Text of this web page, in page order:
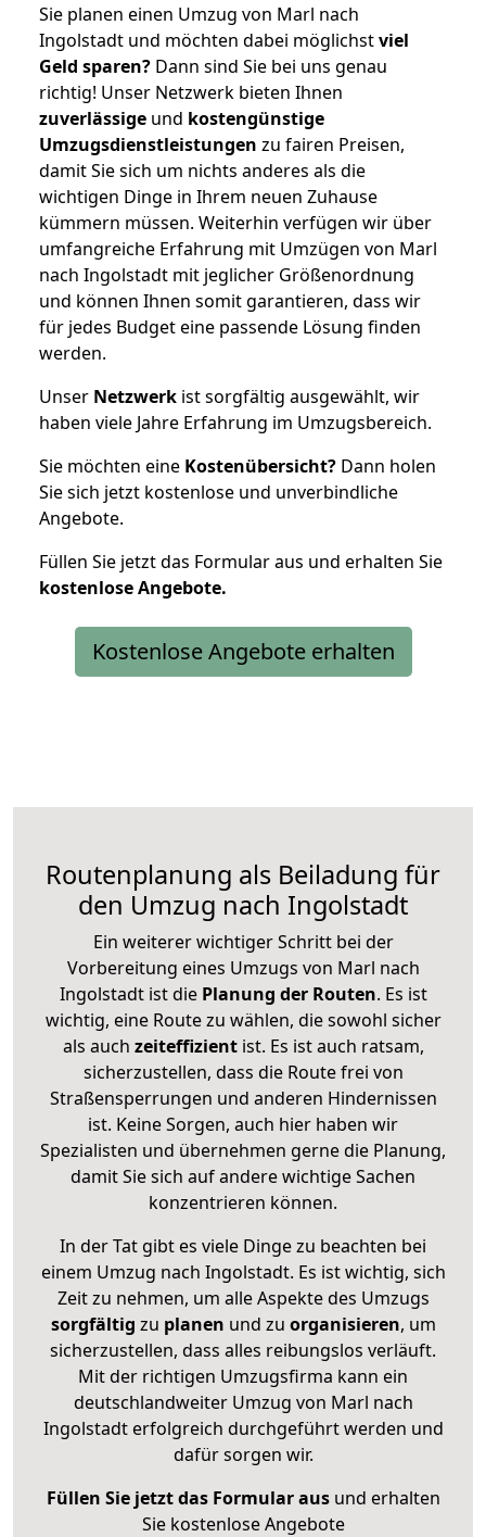
Sie planen einen Umzug von Marl nach
Ingolstadt und möchten dabei möglichstviel
Geld sparen? Dann sind Sie bei uns genau
richtig! Unser Netzwerk bieten Ihnen
zuverlässige und kostengünstige
Umzugsdienstleistungen zu fairen Preisen,
damit Sie sich um nichts anderes als die
wichtigen Dinge in Ihrem neuen Zuhause
kümmern müssen. Weiterhin verfügen wir über
umfangreiche Erfahrung mit Umzügen von Marl
nach Ingolstadt mit jeglicher Größenordnung
und können Ihnen somit garantieren, dass wir
für jedes Budget eine passende Lösung finden
werden.
Unser Netzwerk ist sorgfältig ausgewählt, wir
haben viele Jahre Erfahrung im Umzugsbereich.
Sie möchten eine Kostenübersicht? Dann holen
Sie sich jetzt kostenlose und unverbindliche
Angebote.
Füllen Sie jetzt das Formular aus und erhalten Sie
kostenloseAngebote.
Kostenlose Angebote erhalten
Routenplanung als Beiladung für
den Umzug nach Ingolstadt
Ein weiterer wichtiger Schritt bei der
Vorbereitung eines Umzugs von Marl nach
Ingolstadt ist diePlanung der Routen. Es ist
wichtig, eine Route zu wählen, die sowohl sicher
als auch zeiteffizientist. Es ist auch ratsam,
sicherzustellen, dass die Route frei von
Straßensperrungen und anderen Hindernissen
ist. Keine Sorgen, auch hier haben wir
Spezialisten und übernehmen gerne die Planung,
damit Sie sich auf andere wichtige Sachen
konzentrieren können.
In der Tat gibt es viele Dinge zu beachten bei
einem Umzug nach Ingolstadt. Es ist wichtig, sich
Zeit zu nehmen, um alle Aspekte des Umzugs
sorgfältig zu planen und zu organisieren, um
sicherzustellen, dass alles reibungslos verläuft.
Mit der richtigen Umzugsfirma kann ein
deutschlandweiter Umzug von Marl nach
Ingolstadt erfolgreich durchgeführt werden und
dafür sorgen wir.
Füllen Sie jetzt das Formular ausund erhalten
Sie kostenlose Angebote